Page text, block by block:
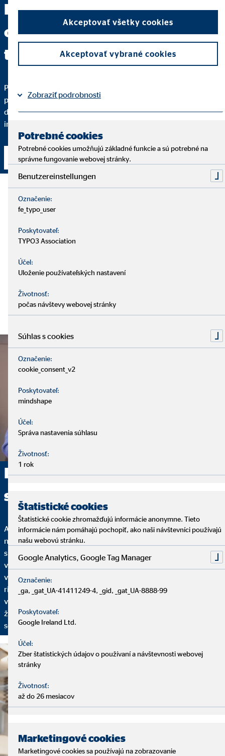
Keď dokážete jasne položiť
otázku, máte za sebou dve
tretiny cesty k odpovedi.
Pre kvalitné finančné sprostredkovanie je dôležité, aby ste
pochopili každý krok. Podrobne vám vysvetlím, prečo vám
dané finančné riešenie odporúčam a do akej miery spĺňa vaše
individuálne požiadavky.
Nadviazať kontakt
Poskytujeme komplexné
sprostredkovanie
Analýza, finančné riešenie a servis – to sú základné kamene
našich služieb. Začíname analytickým rozhovorom, pri ktorom
si vyhradíme dostatok času na to, aby sme vás spoznali: Aká je
vaša finančná situácia? Máte už plány do budúcnosti? Aké sú
vaše želania a ciele? Na základe toho vám ponúkneme finančné
riešenie nastavené na vaše individuálne požiadavky. Aby sme
vaše finančné plány mohli prispôsobovať vašim aktuálnym
životným okolnostiam, pravidelne sa budeme stretávať na
servisných rozhovoroch.
Akceptovať všetky cookies
Akceptovať vybrané cookies
Zobraziť podrobnosti
Potrebné cookies
Potrebné cookies umožňujú základné funkcie a sú potrebné na
správne fungovanie webovej stránky.
Benutzereinstellungen
Označenie:
fe_typo_user
Poskytovateľ:
TYPO3 Association
Účel:
Uloženie používateľských nastavení
Životnosť:
počas návštevy webovej stránky
Súhlas s cookies
Označenie:
cookie_consent_v2
Poskytovateľ:
mindshape
Účel:
Správa nastavenia súhlasu
Životnosť:
1 rok
Štatistické cookies
Štatistické cookie zhromažďujú informácie anonymne. Tieto
informácie nám pomáhajú pochopiť, ako naši návštevníci používajú
našu webovú stránku.
Google Analytics, Google Tag Manager
Označenie:
_ga, _gat_UA-41411249-4, _gid, _gat_UA-8888-99
Poskytovateľ:
Google Ireland Ltd.
Účel:
Zber štatistických údajov o používaní a návštevnosti webovej
stránky
Životnosť:
až do 26 mesiacov
Marketingové cookies
Marketingové cookies sa používajú na zobrazovanie